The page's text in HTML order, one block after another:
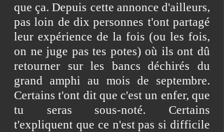
que ça. Depuis cette annonce d'ailleurs,
pas loin de dix personnes t'ont partagé
leur expérience de la fois (ou les fois,
on ne juge pas tes potes) où ils ont dû
retourner sur les bancs déchirés du
grand amphi au mois de septembre.
Certains t'ont dit que c'est un enfer, que
tu seras sous-noté. Certains
t'expliquent que ce n'est pas si difficile